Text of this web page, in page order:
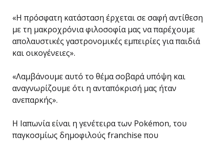
«Η πρόσφατη κατάσταση έρχεται σε σαφή αντίθεση
με τη μακροχρόνια φιλοσοφία μας να παρέχουμε
απολαυστικές γαστρονομικές εμπειρίες για παιδιά
και οικογένειες».
«Λαμβάνουμε αυτό το θέμα σοβαρά υπόψη και
αναγνωρίζουμε ότι η ανταπόκρισή μας ήταν
ανεπαρκής».
Η Ιαπωνία είναι η γενέτειρα των Pokémon, του
παγκοσμίως δημοφιλούς franchise που